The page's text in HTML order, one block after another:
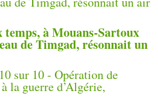
temps, à Mouans-Sartoux
de Timgad, résonnait un